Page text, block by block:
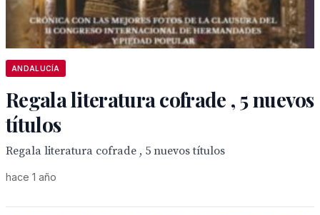
ANDALUCÍA
Regala literatura cofrade , 5 nuevos
títulos
Regala literatura cofrade , 5 nuevos títulos
hace 1 año